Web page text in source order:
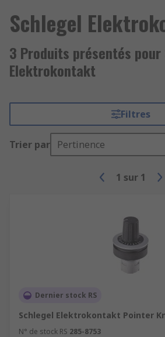
Schlegel
3 Produits présentés pour
Elektrokontakt
Filtres
Trier par Pertinence
1 sur 1
Dernier stock RS
Schlegel Elektrokontakt Pointer
N° de stock RS 285-8753